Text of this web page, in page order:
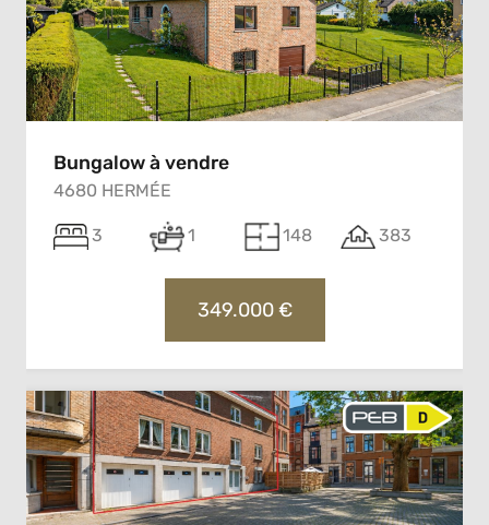
Bungalow à vendre
4680 HERMÉE
3 1 148 383
349.000 €